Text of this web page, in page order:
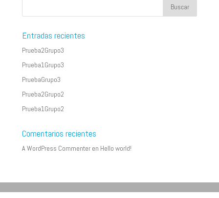
Entradas recientes
Prueba2Grupo3
Prueba1Grupo3
PruebaGrupo3
Prueba2Grupo2
Prueba1Grupo2
Comentarios recientes
A WordPress Commenteren Hello world!